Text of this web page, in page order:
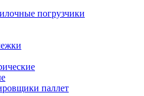
погрузчики
паллет